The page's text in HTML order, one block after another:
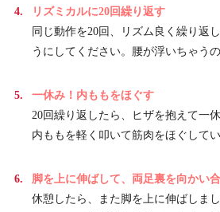
リズミカルに20回繰り返す
同じ動作を20回、リズム良く繰り返
うにしてください。腰が浮いちゃう
一休み！内ももをほぐす
20回繰り返したら、ヒザを抱えて一
内ももを軽く叩いて筋肉をほぐして
脚を上に伸ばして、両足裏を向かい
休憩したら、また脚を上に伸ばしま